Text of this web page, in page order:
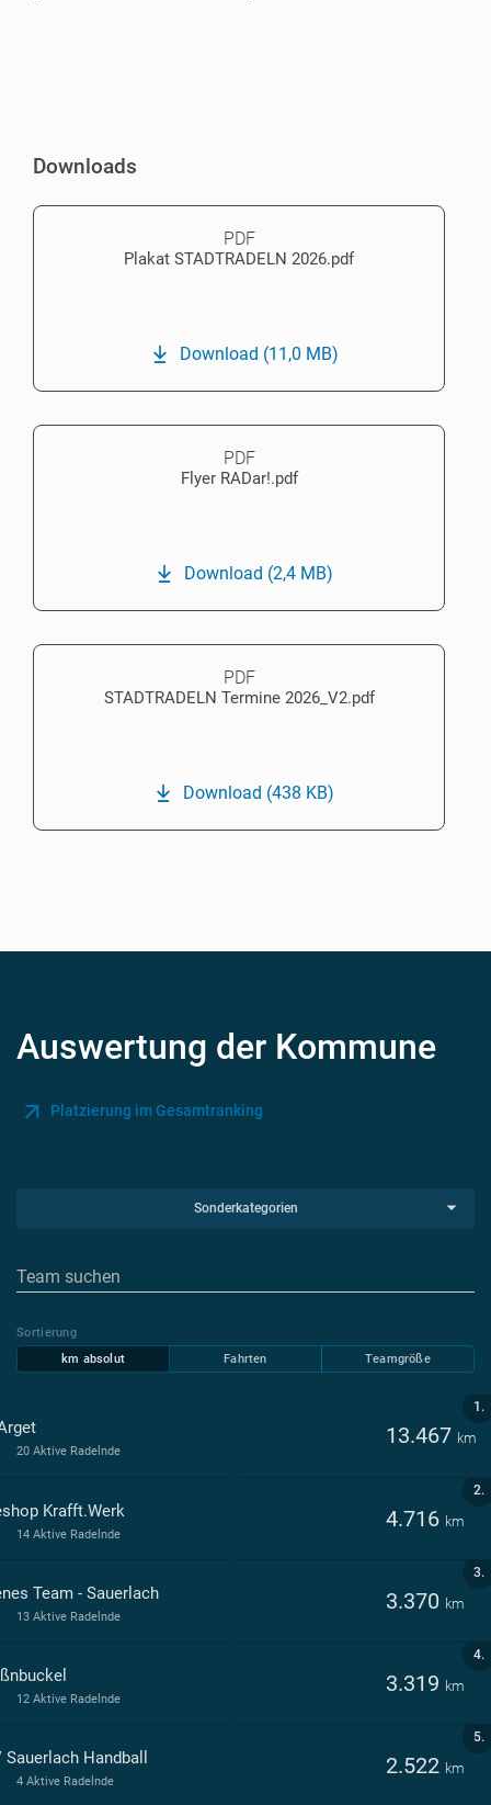
Downloads
PDF
Plakat STADTRADELN 2026.pdf
Download (11,0 MB)
PDF
Flyer RADar!.pdf
Download (2,4 MB)
PDF
STADTRADELN Termine 2026_V2.pdf
Download (438 KB)
Auswertung der Kommune
Platzierung im Gesamtranking
Sonderkategorien
Sortierung
km absolut
Fahrten Teamgröße
1.
13.467 km
20 Aktive Radelnde
2.
Krafft.Werk 4.716 km
14 Aktive Radelnde
3.
Team - Sauerlach 3.370 km
13 Aktive Radelnde
4.
3.319 km
12 Aktive Radelnde
5.
Sauerlach Handball 2.522 km
4 Aktive Radelnde